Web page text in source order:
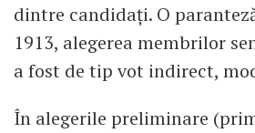
dintre candidaţi. O
1913, alegerea membrilor
a fost de tip vot indirect,
În alegerile preliminare